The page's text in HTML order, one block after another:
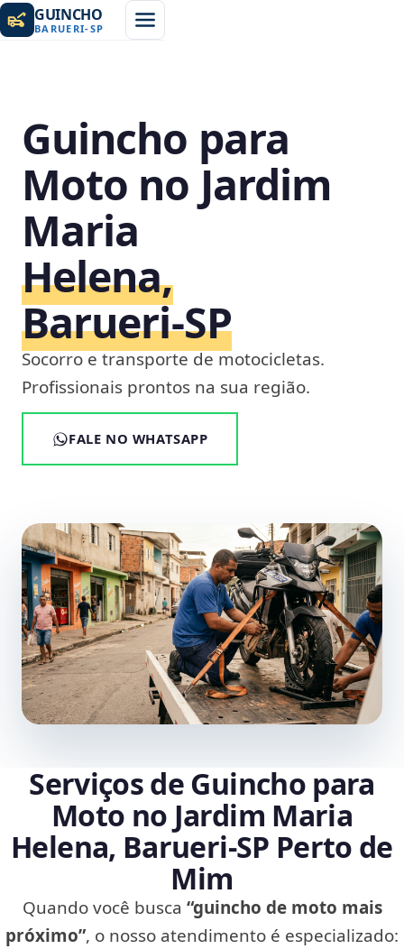
GUINCHO
BARUERI-SP
Guincho para
Moto no Jardim
Maria
Helena,
Barueri‑SP
Socorro e transporte de motocicletas.
Profissionais prontos na sua região.
FALE NO WHATSAPP
Serviços de Guincho para
Moto no Jardim Maria
Helena, Barueri‑SP Perto de
Mim
Quando você busca “guincho de moto mais
próximo”, o nosso atendimento é especializado: